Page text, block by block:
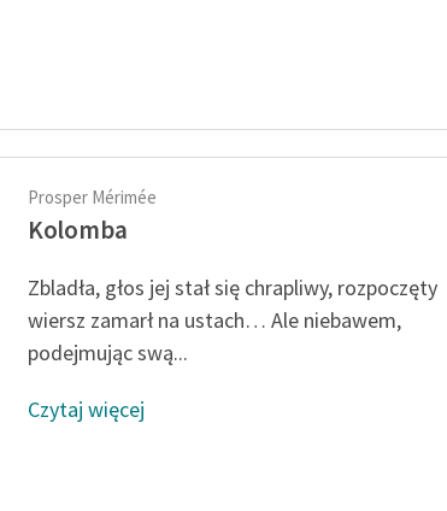
Prosper Mérimée
Kolomba
Zbladła, głos jej stał się chrapliwy, rozpoczęty
wiersz zamarł na ustach… Ale niebawem,
podejmując swą...
Czytaj więcej